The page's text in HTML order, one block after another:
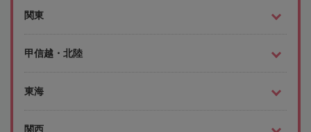
関東
甲信越・北陸
東海
関西